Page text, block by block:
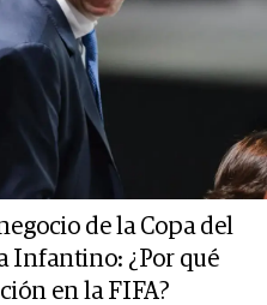
de la Copa del
Infantino: ¿Por qué
en la FIFA?